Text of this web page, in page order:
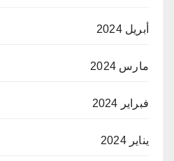
أبريل 2024
مارس 2024
فبراير 2024
يناير 2024